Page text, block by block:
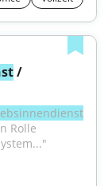
/
Rolle